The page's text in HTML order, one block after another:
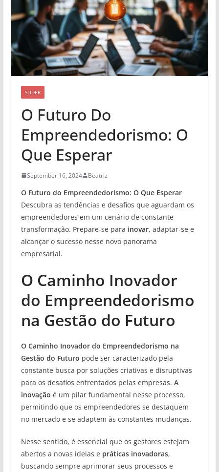
SLIDER
O Futuro Do
Empreendedorismo: O
Que Esperar
September 16, 2024 Beatriz
O Futuro do Empreendedorismo: O Que Esperar
Descubra as tendências e desafios que aguardam os
empreendedores em um cenário de constante
transformação. Prepare-se para inovar, adaptar-se e
alcançar o sucesso nesse novo panorama
empresarial.
O Caminho Inovador
do Empreendedorismo
na Gestão do Futuro
O Caminho Inovador do Empreendedorismo na
Gestão do Futuro pode ser caracterizado pela
constante busca por soluções criativas e disruptivas
para os desafios enfrentados pelas empresas. A
inovação é um pilar fundamental nesse processo,
permitindo que os empreendedores se destaquem
no mercado e se adaptem às constantes mudanças.
Nesse sentido, é essencial que os gestores estejam
abertos a novas ideias e práticas inovadoras,
buscando sempre aprimorar seus processos e